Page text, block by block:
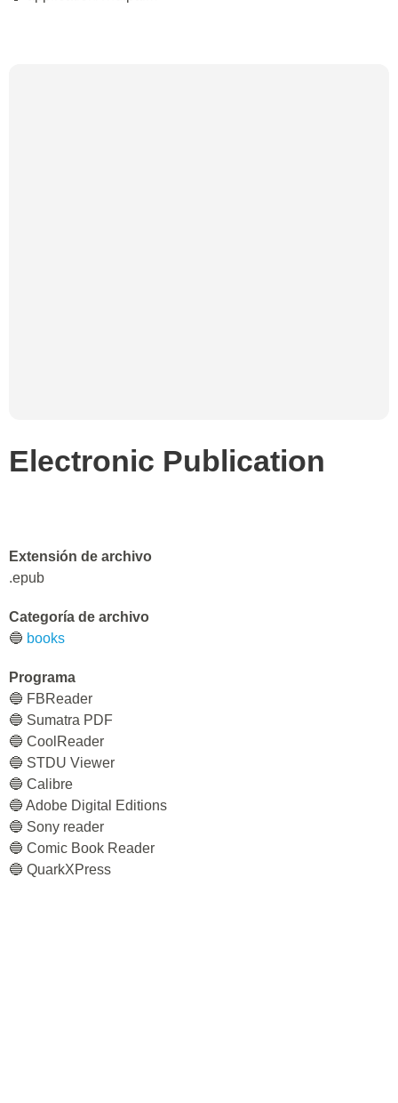
Electronic Publication
Extensión de archivo
.epub
Categoría de archivo
🔵 books
Programa
🔵 FBReader
🔵 Sumatra PDF
🔵 CoolReader
🔵 STDU Viewer
🔵 Calibre
🔵 Adobe Digital Editions
🔵 Sony reader
🔵 Comic Book Reader
🔵 QuarkXPress